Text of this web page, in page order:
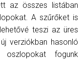
az összes listában
A szűrőket is
teszi az üres
verziókban hasonló
oszlopokat fogunk